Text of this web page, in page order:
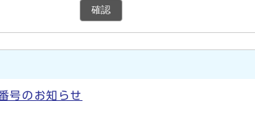
確認
号のお知らせ